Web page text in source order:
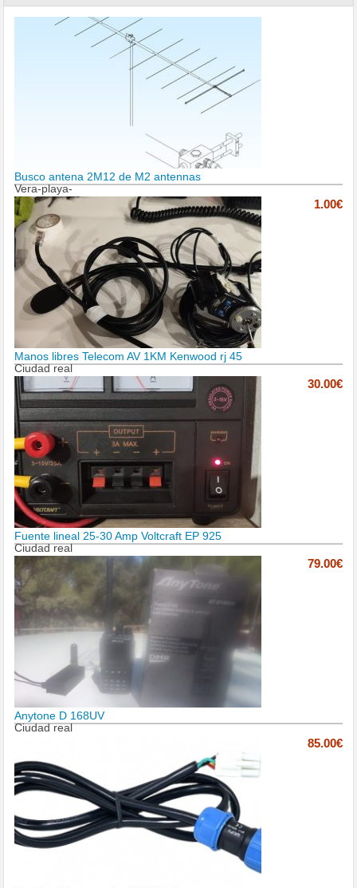
Busco antena 2M12 de M2 antennas
Vera-playa-
1.00€
Manos libres Telecom AV 1KM Kenwood rj 45
Ciudad real
30.00€
Fuente lineal 25-30 Amp Voltcraft EP 925
Ciudad real
79.00€
Anytone D 168UV
Ciudad real
85.00€